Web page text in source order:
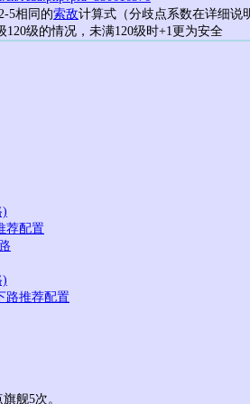
5相同的索敌计算式（分歧点系数在详细说
120级的情况，未满120级时+1更为安全
)
荐配置
)
路推荐配置
舰5次。